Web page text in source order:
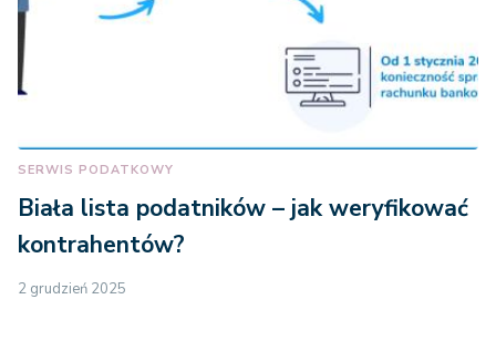
SERWIS PODATKOWY
Biała lista podatników – jak weryfikować
kontrahentów?
2 grudzień 2025